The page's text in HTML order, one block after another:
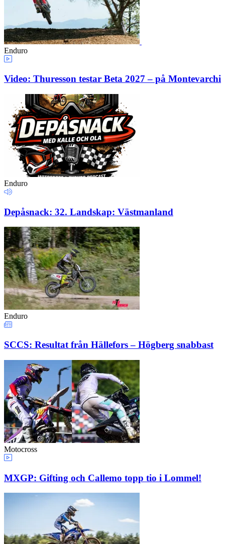
Enduro
Video: Thuresson testar Beta 2027 – på Montevarchi
Enduro
Depåsnack: 32. Landskap: Västmanland
Enduro
SCCS: Resultat från Hällefors – Högberg snabbast
Motocross
MXGP: Gifting och Callemo topp tio i Lommel!